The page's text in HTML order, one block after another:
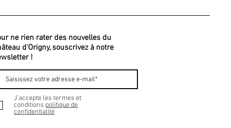
ne rien rater des nouvelles du
d'Origny, souscrivez à notre
!
J’accepte les termes et
conditions politique de
confidentialité